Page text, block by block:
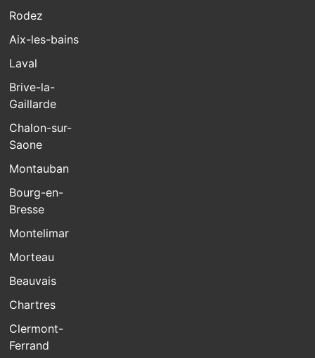
Rodez
Aix-les-bains
Laval
Brive-la-
Gaillarde
Chalon-sur-
Saone
Montauban
Bourg-en-
Bresse
Montelimar
Morteau
Beauvais
Chartres
Clermont-
Ferrand